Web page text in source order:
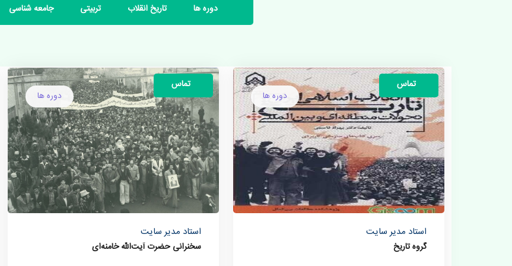
دوره ها تاریخ انقلاب تربیتی جامعه شناسی
دوره ها
تماس
استاد مدیر سایت
سخنرانی حضرت آیت‌الله خامنه‌ای
دوره ها
تماس
استاد مدیر سایت
گروه تاریخ